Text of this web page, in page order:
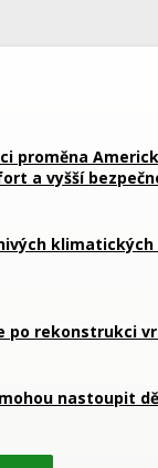
proměna
a vyšší
po rekonstrukci
nastoupit